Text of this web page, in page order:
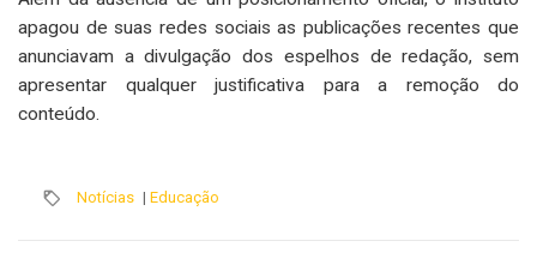
apagou de suas redes sociais as publicações recentes que
anunciavam a divulgação dos espelhos de redação, sem
apresentar qualquer justificativa para a remoção do
conteúdo.
Notícias | Educação